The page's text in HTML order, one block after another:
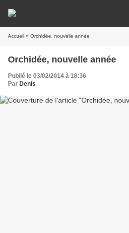
Accueil » Orchidée, nouvelle année
Orchidée, nouvelle année
Publié le 03/02/2014 à 18:36
Par Denis